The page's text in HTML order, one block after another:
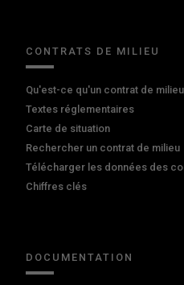
CONTRATS DE MILIEU
Qu'est-ce qu'un contrat de
Textes réglementaires
Carte de situation
Rechercher un contrat de milieu
Télécharger les données des
Chiffres clés
DOCUMENTATION